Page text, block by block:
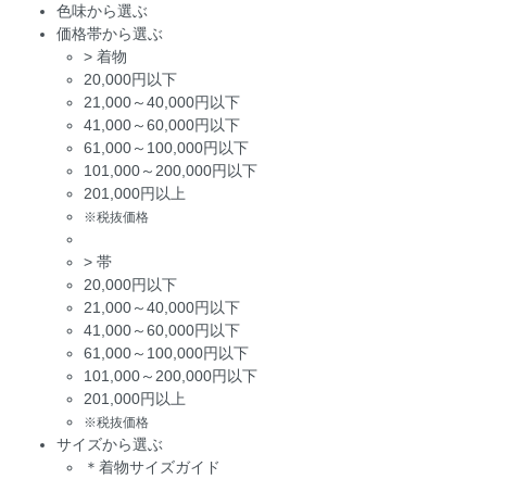
色味から選ぶ
価格帯から選ぶ
> 着物
20,000円以下
21,000～40,000円以下
41,000～60,000円以下
61,000～100,000円以下
101,000～200,000円以下
201,000円以上
※税抜価格
> 帯
20,000円以下
21,000～40,000円以下
41,000～60,000円以下
61,000～100,000円以下
101,000～200,000円以下
201,000円以上
※税抜価格
サイズから選ぶ
＊着物サイズガイド